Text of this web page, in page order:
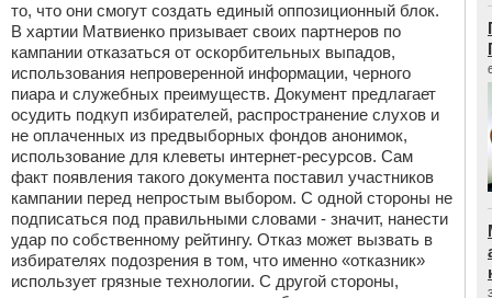
то, что они смогут создать единый оппозиционный блок.
В хартии Матвиенко призывает своих партнеров по
кампании отказаться от оскорбительных выпадов,
использования непроверенной информации, черного
пиара и служебных преимуществ. Документ предлагает
осудить подкуп избирателей, распространение слухов и
не оплаченных из предвыборных фондов анонимок,
использование для клеветы интернет-ресурсов. Сам
факт появления такого документа поставил участников
кампании перед непростым выбором. С одной стороны не
подписаться под правильными словами - значит, нанести
удар по собственному рейтингу. Отказ может вызвать в
избирателях подозрения в том, что именно «отказник»
использует грязные технологии. С другой стороны,